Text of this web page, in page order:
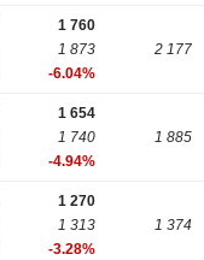
1 760
1 873
-6.04%
2 177
1 654
1 740
-4.94%
1 885
1 270
1 313
-3.28%
1 374